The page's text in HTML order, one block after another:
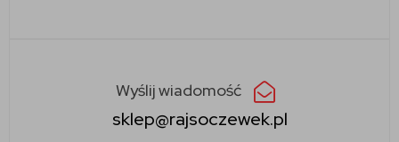
Wyślij wiadomość
sklep@rajsoczewek.pl